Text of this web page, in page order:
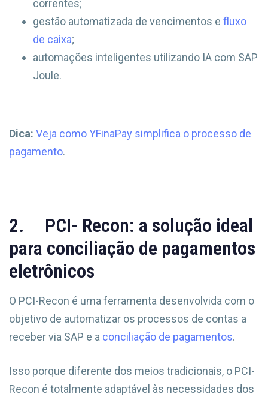
correntes;
gestão automatizada de vencimentos e fluxo
de caixa;
automações inteligentes utilizando IA com SAP
Joule.
Dica: Veja como YFinaPay simplifica o processo de
pagamento.
2. PCI- Recon: a solução ideal
para conciliação de pagamentos
eletrônicos
O PCI-Recon é uma ferramenta desenvolvida com o
objetivo de automatizar os processos de contas a
receber via SAP e a conciliação de pagamentos.
Isso porque diferente dos meios tradicionais, o PCI-
Recon é totalmente adaptável às necessidades dos